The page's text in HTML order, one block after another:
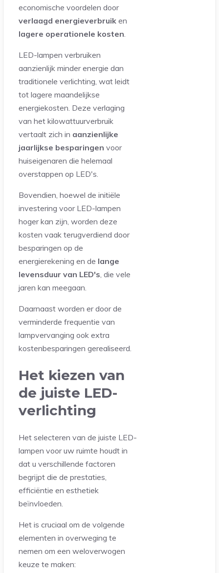
economische voordelen door
verlaagd energieverbruik en
lagere operationele kosten.
LED-lampen verbruiken
aanzienlijk minder energie dan
traditionele verlichting, wat leidt
tot lagere maandelijkse
energiekosten. Deze verlaging
van het kilowattuurverbruik
vertaalt zich in aanzienlijke
jaarlijkse besparingen voor
huiseigenaren die helemaal
overstappen op LED's.
Bovendien, hoewel de initiële
investering voor LED-lampen
hoger kan zijn, worden deze
kosten vaak terugverdiend door
besparingen op de
energierekening en de lange
levensduur van LED's, die vele
jaren kan meegaan.
Daarnaast worden er door de
verminderde frequentie van
lampvervanging ook extra
kostenbesparingen gerealiseerd.
Het kiezen van
de juiste LED-
verlichting
Het selecteren van de juiste LED-
lampen voor uw ruimte houdt in
dat u verschillende factoren
begrijpt die de prestaties,
efficiëntie en esthetiek
beïnvloeden.
Het is cruciaal om de volgende
elementen in overweging te
nemen om een weloverwogen
keuze te maken: